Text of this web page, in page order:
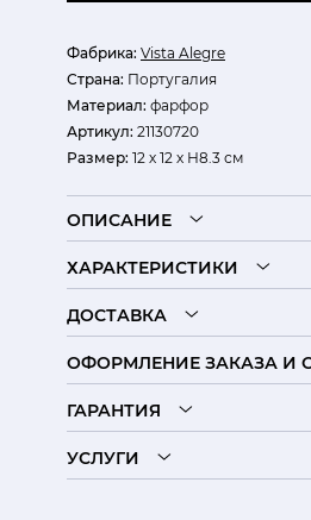
Фабрика: Vista Alegre
Страна: Португалия
Материал: фарфор
Артикул: 21130720
Размер: 12 х 12 х Н8.3 см
ОПИСАНИЕ
ХАРАКТЕРИСТИКИ
ДОСТАВКА
ОФОРМЛЕНИЕ ЗАКАЗА И
ГАРАНТИЯ
УСЛУГИ